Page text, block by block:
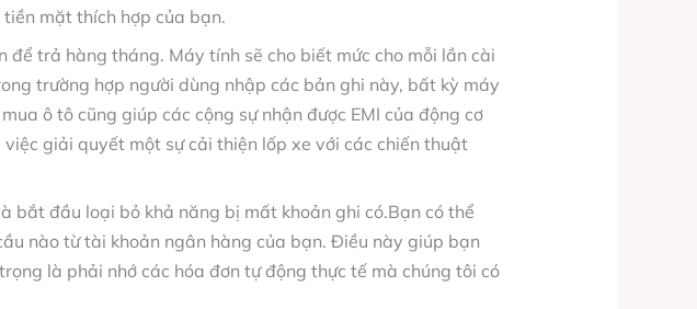
mặt thích hợp của bạn.
trả hàng tháng. Máy tính sẽ cho biết mức cho mỗi lần cài
trường hợp người dùng nhập các bản ghi này, bất kỳ máy
ô tô cũng giúp các cộng sự nhận được EMI của động cơ
giải quyết một sự cải thiện lốp xe với các chiến thuật
bắt đầu loại bỏ khả năng bị mất khoản ghi có.Bạn có thể
nào từ tài khoản ngân hàng của bạn. Điều này giúp bạn
là phải nhớ các hóa đơn tự động thực tế mà chúng tôi có